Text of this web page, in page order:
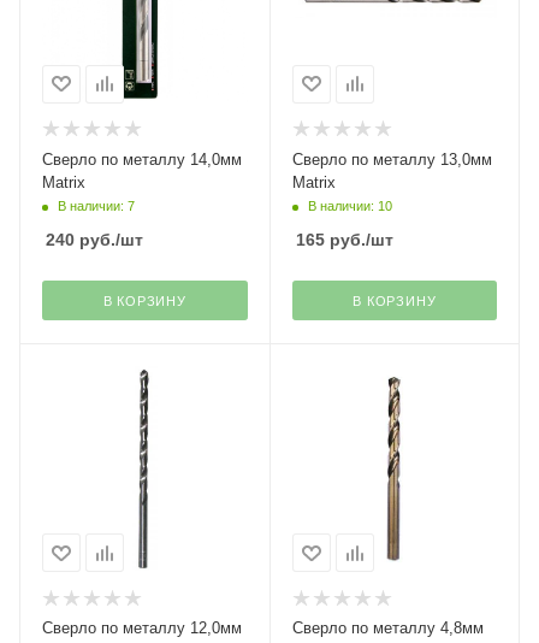
Сверло по металлу 14,0мм
Matrix
В наличии: 7
240 руб./шт
В КОРЗИНУ
Сверло по металлу 13,0мм
Matrix
В наличии: 10
165руб./шт
В КОРЗИНУ
Сверло по металлу 12,0мм
Сверло по металлу 4,8мм